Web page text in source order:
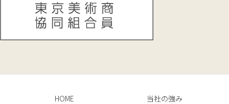
HOME 当社の強み